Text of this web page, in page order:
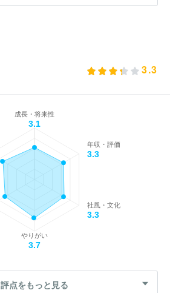
3.3
成長・将来性
3.1
年収・評価
3.3
社風・文化
3.3
やりがい
3.7
評点をもっと見る